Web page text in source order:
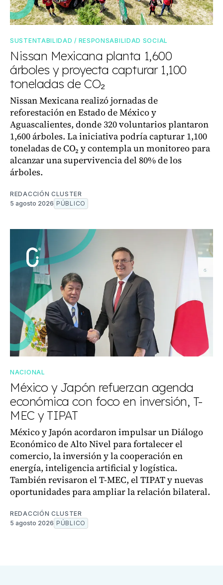
SUSTENTABILIDAD / RESPONSABILIDAD SOCIAL
Nissan Mexicana planta 1,600
árboles y proyecta capturar 1,100
toneladas de CO₂
Nissan Mexicana realizó jornadas de
reforestación en Estado de México y
Aguascalientes, donde 320 voluntarios plantaron
1,600 árboles. La iniciativa podría capturar 1,100
toneladas de CO₂ y contempla un monitoreo para
alcanzar una supervivencia del 80% de los
árboles.
REDACCIÓN CLUSTER
5 agosto 2026 PÚBLICO
NACIONAL
México y Japón refuerzan agenda
económica con foco en inversión, T-
MEC y TIPAT
México y Japón acordaron impulsar un Diálogo
Económico de Alto Nivel para fortalecer el
comercio, la inversión y la cooperación en
energía, inteligencia artificial y logística.
También revisaron el T-MEC, el TIPAT y nuevas
oportunidades para ampliar la relación bilateral.
REDACCIÓN CLUSTER
5 agosto 2026 PÚBLICO